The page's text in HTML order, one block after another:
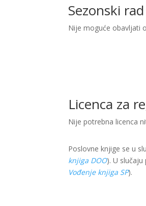
Sezonski rad
Nije moguće obavljati
Licenca za
Nije potrebna licenca
Poslovne knjige se u
knjiga DOO). U
Vođenje knjiga SP).